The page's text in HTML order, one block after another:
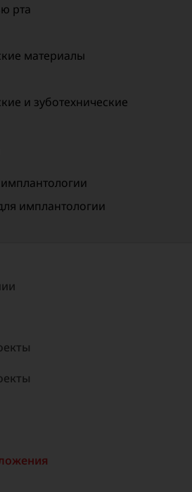
рта
материалы
и зуботехнические
имплантологии